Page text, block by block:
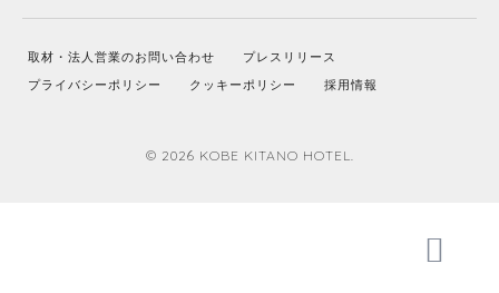
取材・法人営業のお問い合わせ プレスリリース
プライバシーポリシー クッキーポリシー 採用情報
© 2026 KOBE KITANO HOTEL.